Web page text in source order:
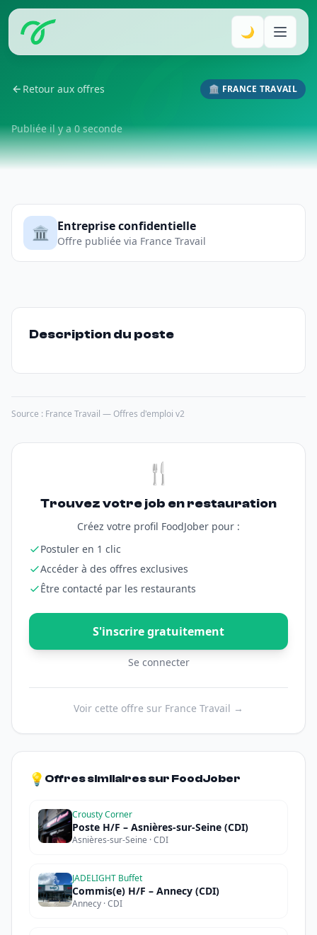
🌙
Retour aux offres 🏛️ FRANCE TRAVAIL
Publiée il y a 0 seconde
🏛️ Entreprise confidentielle
Offre publiée via France Travail
Description du poste
Source : France Travail — Offres d'emploi v2
🍴
Trouvez votre job en restauration
Créez votre profil FoodJober pour :
Postuler en 1 clic
Accéder à des offres exclusives
Être contacté par les restaurants
S'inscrire gratuitement
Se connecter
Voir cette offre sur France Travail →
💡 Offres similaires sur FoodJober
Crousty Corner
Poste H/F – Asnières-sur-Seine (CDI)
Asnières-sur-Seine · CDI
JADELIGHT Buffet
Commis(e) H/F – Annecy (CDI)
Annecy · CDI